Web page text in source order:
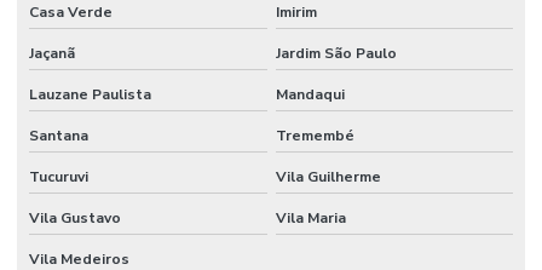
Etiquetas Adesivas Personalizadas Em Santa Catarina
Etiquetas Adesivas Removíveis
Etiquetas Adesivas Resistentes Para Sacaria
Etiquetas Adesivas Sem Resíduo
Etiquetas Adesivas Térmicas Para Identificação
Etiquetas Autocolantes
Casa Verde Imirim
Jaçanã Jardim São Paulo
Lauzane Paulista Mandaqui
Santana Tremembé
Tucuruvi Vila Guilherme
Vila Gustavo Vila Maria
Vila Medeiros